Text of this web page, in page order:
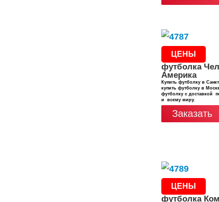
ЦЕНЫ
футболка
Америка
Купить футболку в
купить футболку в
футболку с доставкой
и всему миру.
Заказать
ЦЕНЫ
футболка